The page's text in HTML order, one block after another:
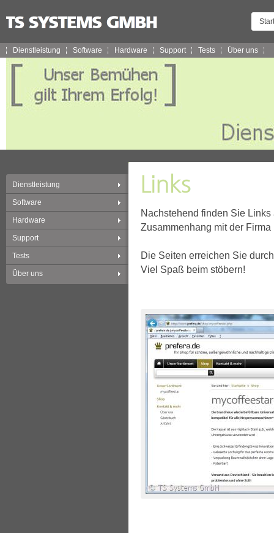
Dienstleistung Software Hardware Support Tests Über uns
Dienstleistung
Software
Hardware
Support
Tests
Über uns
Nachstehend finden Sie
Zusammenhang mit der
Die Seiten erreichen Sie
Viel Spaß beim stöbern!